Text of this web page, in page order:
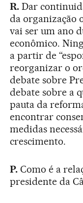
R.Dar
da organização
vai ser um ano
econômico.
a partir de
reorganizar o
debate sobre
debate sobre a
pauta da
encontrar
medidas
crescimento.
P.Como é a
presidente da